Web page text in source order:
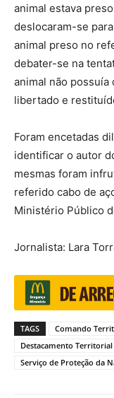
animal estava
deslocaram-se
animal preso no
debater-se na
animal não
libertado e
Foram encetadas
identificar o autor
mesmas foram
referido cabo de
Ministério Público
Jornalista: Lara
TAGS
Comando
Destacamento Territorial
Serviço de Proteção da